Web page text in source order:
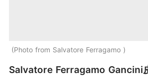
Photo from Salvatore Ferragamo
Salvatore Ferragamo Gancini